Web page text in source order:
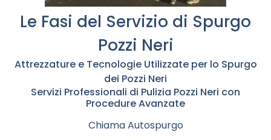
Le Fasi del Servizio di Spurgo
Pozzi Neri
Attrezzature e Tecnologie Utilizzate per lo Spurgo
dei Pozzi Neri
Servizi Professionali di Pulizia Pozzi Neri con
Procedure Avanzate
Chiama Autospurgo